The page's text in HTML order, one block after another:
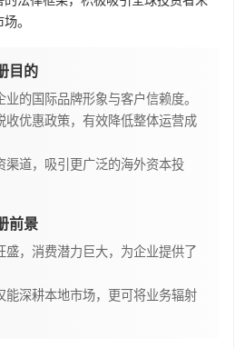
。
目的
的国际品牌形象与客户信赖度。
收优惠政策，有效降低整体运营成
渠道，吸引更广泛的海外资本投
前景
盛，消费潜力巨大，为企业提供了
能深耕本地市场，更可将业务辐射